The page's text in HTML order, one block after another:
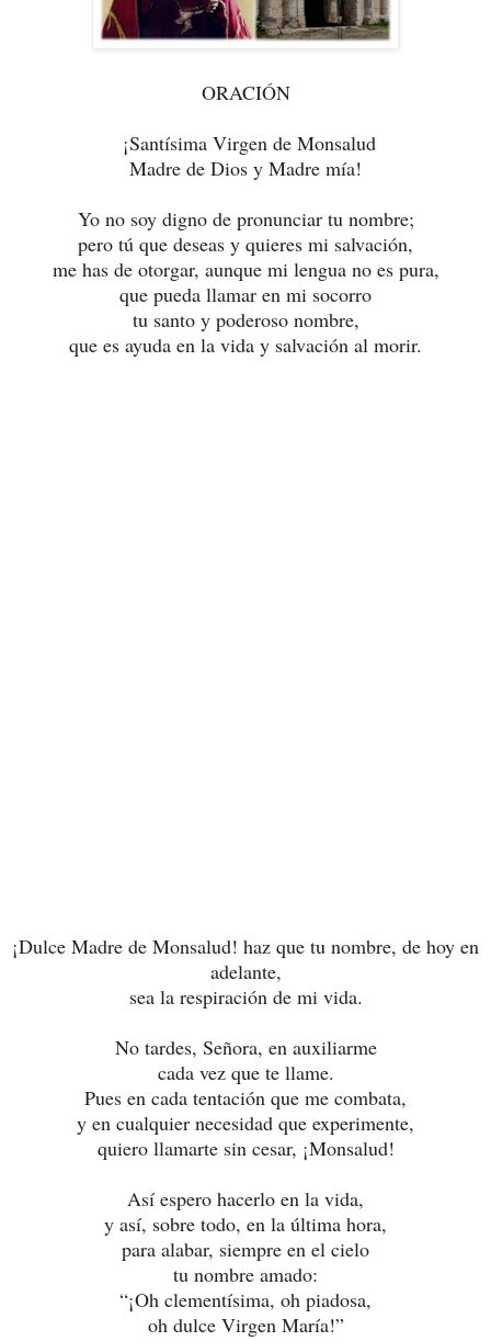
ORACIÓN
¡Santísima Virgen de Monsalud
Madre de Dios y Madre mía!
Yo no soy digno de pronunciar tu nombre;
pero tú que deseas y quieres mi salvación,
me has de otorgar, aunque mi lengua no es pura,
que pueda llamar en mi socorro
tu santo y poderoso nombre,
que es ayuda en la vida y salvación al morir.
¡Dulce Madre de Monsalud! haz que tu nombre, de hoy en
adelante,
sea la respiración de mi vida.
No tardes, Señora, en auxiliarme
cada vez que te llame.
Pues en cada tentación que me combata,
y en cualquier necesidad que experimente,
quiero llamarte sin cesar, ¡Monsalud!
Así espero hacerlo en la vida,
y así, sobre todo, en la última hora,
para alabar, siempre en el cielo
tu nombre amado:
“¡Oh clementísima, oh piadosa,
oh dulce Virgen María!”